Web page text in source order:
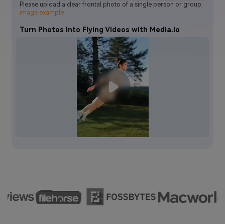
Please upload a clear frontal photo of a single person or group.
image example
Turn Photos Into Flying Videos with Media.io